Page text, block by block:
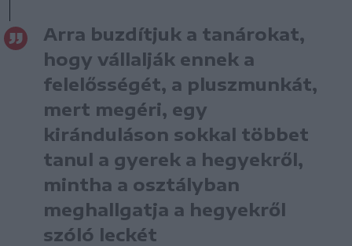
Arra buzdítjuk a tanárokat,
hogy vállalják ennek a
felelősségét, a pluszmunkát,
mert megéri, egy
kiránduláson sokkal többet
tanul a gyerek a hegyekről,
mintha a osztályban
meghallgatja a hegyekről
szóló leckét